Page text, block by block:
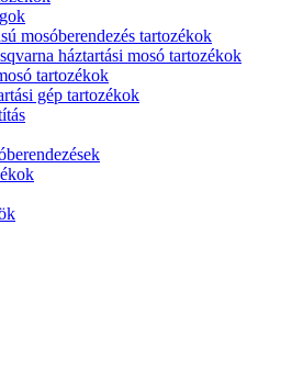
mosóberendezés tartozékok
háztartási mosó tartozékok
tartozékok
gép tartozékok